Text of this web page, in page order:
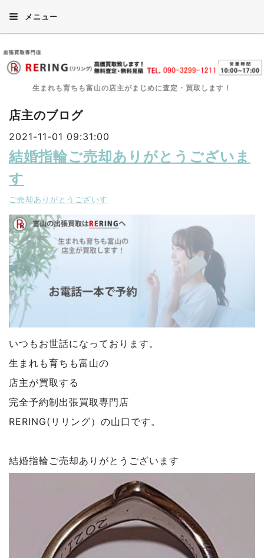
メニュー
生まれも育ちも富山の店主がまじめに査定・買取します！
店主のブログ
2021-11-01 09:31:00
結婚指輪ご売却ありがとうございま
す
ご売却ありがとうございす
いつもお世話になっております。
生まれも育ちも富山の
店主が買取する
完全予約制出張買取専門店
RERING(リリング）の山口です。
結婚指輪ご売却ありがとうございます